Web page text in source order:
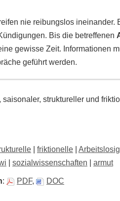
nie reibungslos ineinander.
Bis die betreffenen
gewisse Zeit. Informationen
geführt werden.
struktureller und
friktionelle
sozialwissenschaften armut
: PDF, DOC